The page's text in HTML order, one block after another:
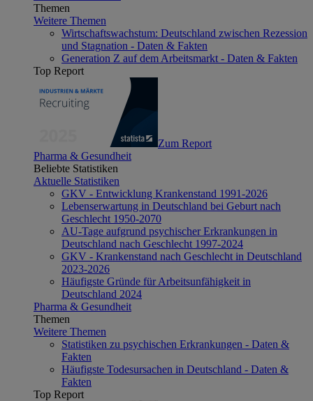
Themen
Weitere Themen
Wirtschaftswachstum: Deutschland zwischen Rezession
und Stagnation - Daten & Fakten
Generation Z auf dem Arbeitsmarkt - Daten & Fakten
Top Report
Zum Report
Pharma & Gesundheit
Beliebte Statistiken
Aktuelle Statistiken
GKV - Entwicklung Krankenstand 1991-2026
Lebenserwartung in Deutschland bei Geburt nach
Geschlecht 1950-2070
AU-Tage aufgrund psychischer Erkrankungen in
Deutschland nach Geschlecht 1997-2024
GKV - Krankenstand nach Geschlecht in Deutschland
2023-2026
Häufigste Gründe für Arbeitsunfähigkeit in
Deutschland 2024
Pharma & Gesundheit
Themen
Weitere Themen
Statistiken zu psychischen Erkrankungen - Daten &
Fakten
Häufigste Todesursachen in Deutschland - Daten &
Fakten
Top Report